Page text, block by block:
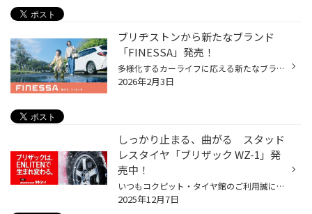
ブリヂストンから新たなブランド
「FINESSA」発売！
多様化するカーライフに応える新たなブランド「FINESSA」誕生 安心・安全（SAFETY）を軸に、より快適で心地よい（FINE）車内空間を提供し、 日常の運転だけではなく、趣味やレジャーなどの幅広いお客様のニーズに寄り添う、 新ブランドとして「FINESSA」が登場しました。 FINESSAブランド第1弾「FIN...
2026年2月3日
しっかり止まる、曲がる スタッド
レスタイヤ「ブリザック WZ-1」発
売中！
いつもコクピット・タイヤ館のご利用誠にありがとうございます。 今回は、9月より発売となった、商品設計基盤技術「ENLITEN」を搭載した, 乗用車用スタッドレスタイヤ「BLIZZAK WZ-1」についてご紹介いたします。 冬道の安心・安全を支える3つの特徴 しっかり止まる、曲がる「ブリザックWZ-1」の製...
2025年12月7日